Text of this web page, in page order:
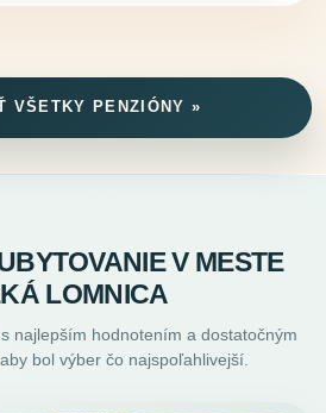
VŠETKY PENZIÓNY »
V MESTE
LOMNICA
najlepším hodnotením a dostatočným
bol výber čo najspoľahlivejší.